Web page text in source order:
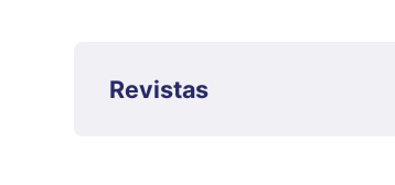
Revistas